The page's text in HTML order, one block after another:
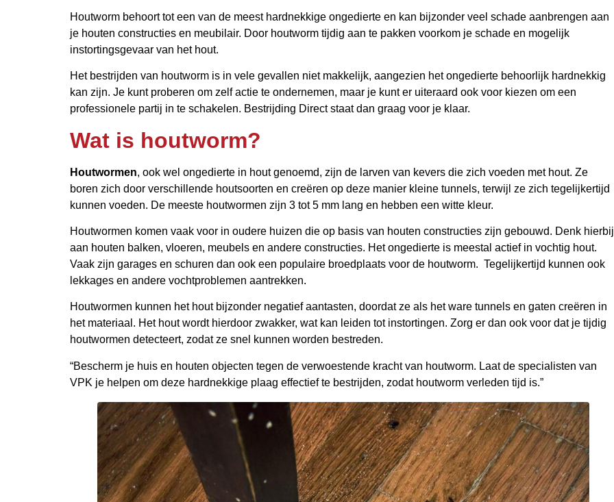
Houtworm behoort tot een van de meest hardnekkige ongedierte en kan bijzonder veel schade aanbrengen aan
je houten constructies en meubilair. Door houtworm tijdig aan te pakken voorkom je schade en mogelijk
instortingsgevaar van het hout.
Het bestrijden van houtworm is in vele gevallen niet makkelijk, aangezien het ongedierte behoorlijk hardnekkig
kan zijn. Je kunt proberen om zelf actie te ondernemen, maar je kunt er uiteraard ook voor kiezen om een
professionele partij in te schakelen. Bestrijding Direct staat dan graag voor je klaar.
Wat is houtworm?
Houtwormen, ook wel ongedierte in hout genoemd, zijn de larven van kevers die zich voeden met hout. Ze
boren zich door verschillende houtsoorten en creëren op deze manier kleine tunnels, terwijl ze zich tegelijkertijd
kunnen voeden. De meeste houtwormen zijn 3 tot 5 mm lang en hebben een witte kleur.
Houtwormen komen vaak voor in oudere huizen die op basis van houten constructies zijn gebouwd. Denk hierbij
aan houten balken, vloeren, meubels en andere constructies. Het ongedierte is meestal actief in vochtig hout.
Vaak zijn garages en schuren dan ook een populaire broedplaats voor de houtworm. Tegelijkertijd kunnen ook
lekkages en andere vochtproblemen aantrekken.
Houtwormen kunnen het hout bijzonder negatief aantasten, doordat ze als het ware tunnels en gaten creëren in
het materiaal. Het hout wordt hierdoor zwakker, wat kan leiden tot instortingen. Zorg er dan ook voor dat je tijdig
houtwormen detecteert, zodat ze snel kunnen worden bestreden.
“Bescherm je huis en houten objecten tegen de verwoestende kracht van houtworm. Laat de specialisten van
VPK je helpen om deze hardnekkige plaag effectief te bestrijden, zodat houtworm verleden tijd is.”